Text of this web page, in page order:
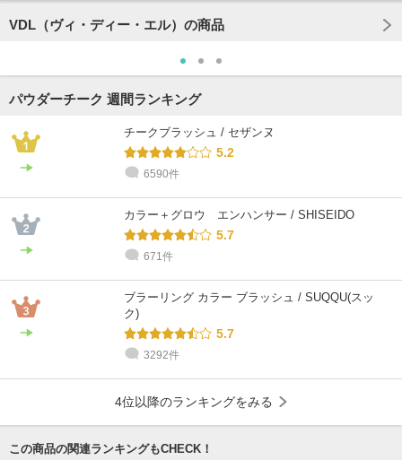
VDL（ヴィ・ディー・エル）の商品
パウダーチーク 週間ランキング
チークブラッシュ / セザンヌ
5.2
6590件
カラー＋グロウ エンハンサー / SHISEIDO
5.7
671件
ブラーリング カラー ブラッシュ / SUQQU(スッ
ク)
5.7
3292件
4位以降のランキングをみる
この商品の関連ランキングもCHECK！